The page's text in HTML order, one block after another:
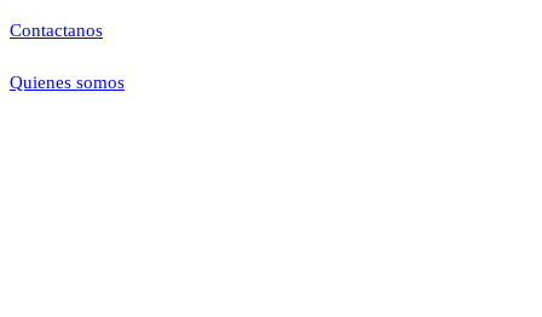
Contactanos
Quienes somos